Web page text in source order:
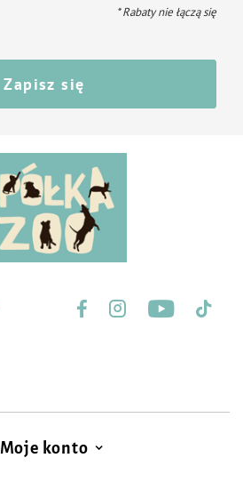
* Rabaty nie łączą się
Zapisz się
Moje konto